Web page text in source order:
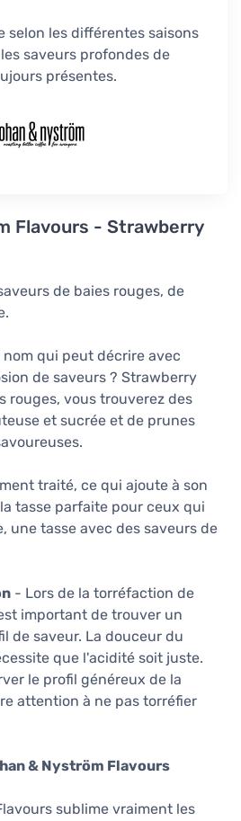
selon les différentes saisons
saveurs profondes de
présentes.
Flavours - Strawberry
de baies rouges, de
qui peut décrire avec
de saveurs ? Strawberry
rouges, vous trouverez des
et sucrée et de prunes
traité, ce qui ajoute à son
tasse parfaite pour ceux qui
une tasse avec des saveurs de
- Lors de la torréfaction de
important de trouver un
de saveur. La douceur du
que l'acidité soit juste.
le profil généreux de la
attention à ne pas torréfier
& Nyström Flavours
sublime vraiment les